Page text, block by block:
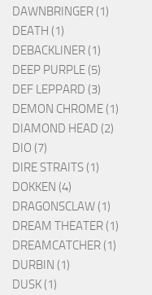
DAWNBRINGER (1)
DEATH (1)
DEBACKLINER (1)
DEEP PURPLE (5)
DEF LEPPARD (3)
DEMON CHROME (1)
DIAMOND HEAD (2)
DIO (7)
DIRE STRAITS (1)
DOKKEN (4)
DRAGONSCLAW (1)
DREAM THEATER (1)
DREAMCATCHER (1)
DURBIN (1)
DUSK (1)